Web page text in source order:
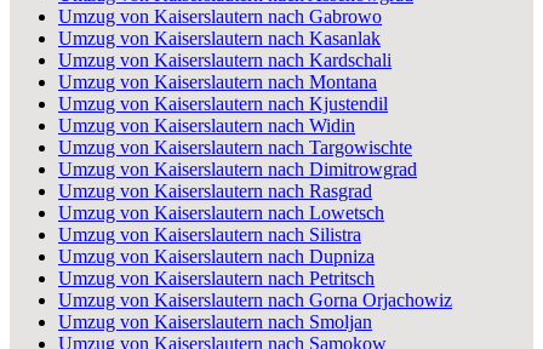
Umzug von Kaiserslautern nach Gabrowo
Umzug von Kaiserslautern nach Kasanlak
Umzug von Kaiserslautern nach Kardschali
Umzug von Kaiserslautern nach Montana
Umzug von Kaiserslautern nach Kjustendil
Umzug von Kaiserslautern nach Widin
Umzug von Kaiserslautern nach Targowischte
Umzug von Kaiserslautern nach Dimitrowgrad
Umzug von Kaiserslautern nach Rasgrad
Umzug von Kaiserslautern nach Lowetsch
Umzug von Kaiserslautern nach Silistra
Umzug von Kaiserslautern nach Dupniza
Umzug von Kaiserslautern nach Petritsch
Umzug von Kaiserslautern nach Gorna Orjachowiz
Umzug von Kaiserslautern nach Smoljan
Umzug von Kaiserslautern nach Samokow